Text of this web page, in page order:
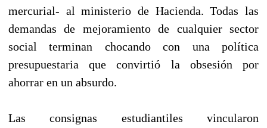
mercurial- al ministerio de Hacienda. Todas las
demandas de mejoramiento de cualquier sector
social terminan chocando con una política
presupuestaria que convirtió la obsesión por
ahorrar en un absurdo.
Las consignas estudiantiles vincularon